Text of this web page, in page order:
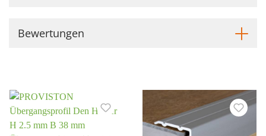
Bewertungen